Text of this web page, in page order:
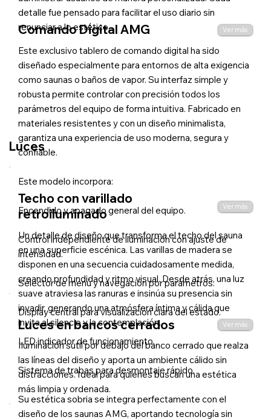
detalle fue pensado para facilitar el uso diario sin
renunciar a lo estético.
Comando Digital AMG Ver más
Este exclusivo tablero de comando digital ha sido
diseñado especialmente para entornos de alta exigencia
como saunas o baños de vapor. Su interfaz simple y
robusta permite controlar con precisión todos los
parámetros del equipo de forma intuitiva. Fabricado en
materiales resistentes y con un diseño minimalista,
garantiza una experiencia de uso moderna, segura y
confiable.
Este modelo incorpora:
Encendido y apagado general del equipo.
Control independiente de iluminación con ajuste de
intensidad.
Selector de menú y navegación por parámetros.
Display central para visualización clara del estado.
LED indicador de funcionamiento.
Sistema de trabas para desmontaje rápido.
Su estética sobria se integra perfectamente con el
diseño de los saunas AMG, aportando tecnología sin
Luces
Techo con varillado
retroiluminado
Ver más
Un detalle de diseño que transforma el techo del sauna
en una superficie escénica. Las varillas de madera se
disponen en una secuencia cuidadosamente medida,
creando profundidad y ritmo visual. Desde atrás, una luz
suave atraviesa las ranuras e insinúa su presencia sin
invadir, generando una atmósfera íntima y cálida que
invita al silencio y la contemplación.
Luces en bancos cerrados Ver más
Iluminación sutil por debajo del banco cerrado que realza
las líneas del diseño y aporta un ambiente cálido sin
distracciones. Ideal para quienes buscan una estética
más limpia y ordenada.